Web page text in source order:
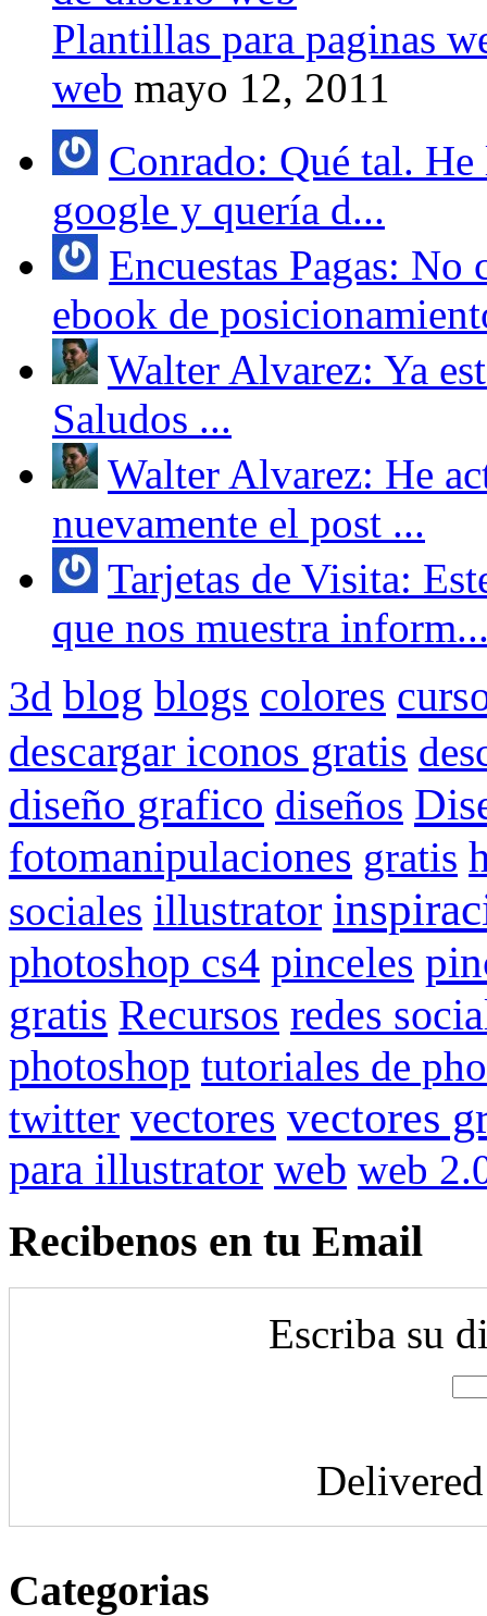
Plantillas para paginas
web mayo 12, 2011
Conrado: Qué tal.
google y quería d...
Encuestas Pagas:
ebook de
Walter Alvarez: Ya
Saludos ...
Walter Alvarez: He
nuevamente el post ...
Tarjetas de Visita:
que nos muestra
3d blog blogs colores
descargar iconos gratis
diseño grafico diseños
fotomanipulaciones gratis
sociales illustrator
photoshop cs4 pinceles
gratis Recursos redes
photoshop tutoriales de
twitter vectores vectores
para illustrator web web
Recibenos en tu Email
Escriba su
Categorias